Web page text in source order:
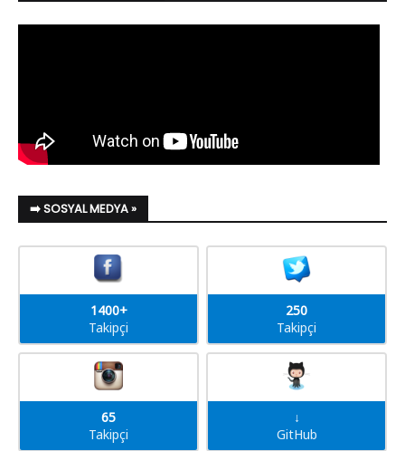
➡️ SOSYAL MEDYA »
1400+
Takipçi
250
Takipçi
65
Takipçi
↓
GitHub